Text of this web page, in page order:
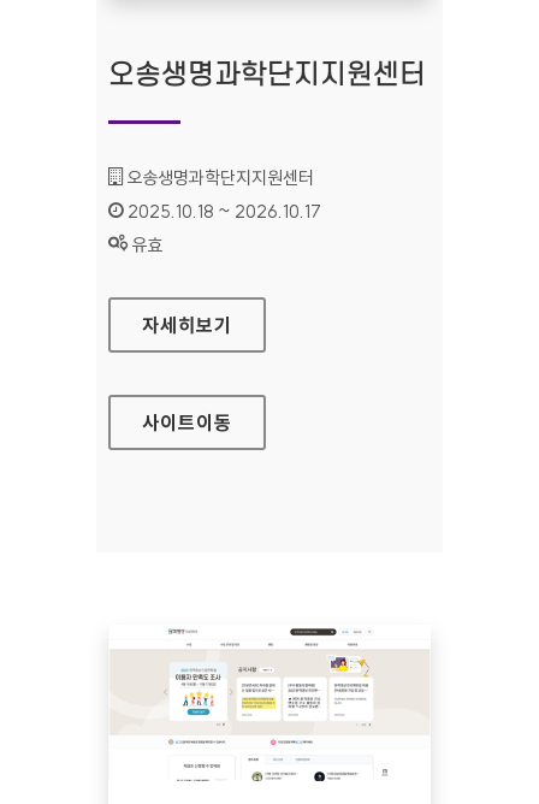
오송생명과학단지지원센터
기관명 :
오송생명과학단지지원센터
인증기간 :
2025.10.18 ~ 2026.10.17
상태 :
유효
오송생명과학단지지원센터
자세히보기
사이트이동